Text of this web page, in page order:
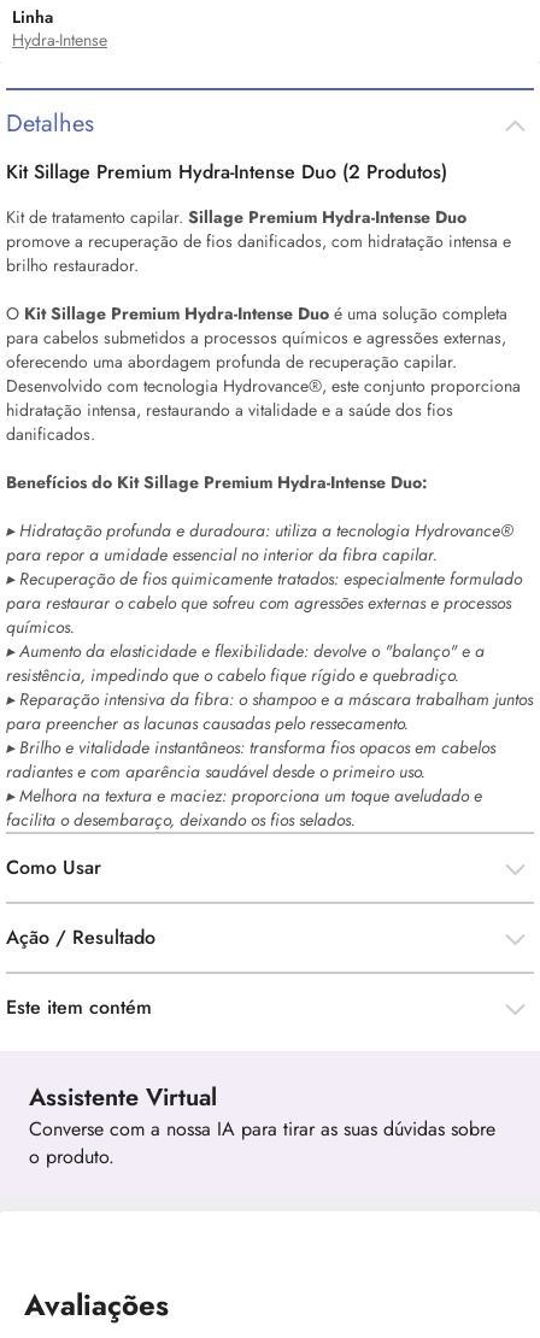
Linha
Hydra-Intense
Detalhes
Kit Sillage Premium Hydra-Intense Duo (2 Produtos)
Kit de tratamento capilar. Sillage Premium Hydra-Intense Duo
promove a recuperação de fios danificados, com hidratação intensa e
brilho restaurador.
O Kit Sillage Premium Hydra-Intense Duo é uma solução completa
para cabelos submetidos a processos químicos e agressões externas,
oferecendo uma abordagem profunda de recuperação capilar.
Desenvolvido com tecnologia Hydrovance®, este conjunto proporciona
hidratação intensa, restaurando a vitalidade e a saúde dos fios
danificados.
Benefícios do Kit Sillage Premium Hydra-Intense Duo:
▸ Hidratação profunda e duradoura: utiliza a tecnologia Hydrovance®
para repor a umidade essencial no interior da fibra capilar.
▸ Recuperação de fios quimicamente tratados: especialmente formulado
para restaurar o cabelo que sofreu com agressões externas e processos
químicos.
▸ Aumento da elasticidade e flexibilidade: devolve o "balanço" e a
resistência, impedindo que o cabelo fique rígido e quebradiço.
▸ Reparação intensiva da fibra: o shampoo e a máscara trabalham juntos
para preencher as lacunas causadas pelo ressecamento.
▸ Brilho e vitalidade instantâneos: transforma fios opacos em cabelos
radiantes e com aparência saudável desde o primeiro uso.
▸ Melhora na textura e maciez: proporciona um toque aveludado e
facilita o desembaraço, deixando os fios selados.
Como Usar
Ação / Resultado
Este item contém
Assistente Virtual
Converse com a nossa IA para tirar as suas dúvidas sobre
o produto.
Avaliações